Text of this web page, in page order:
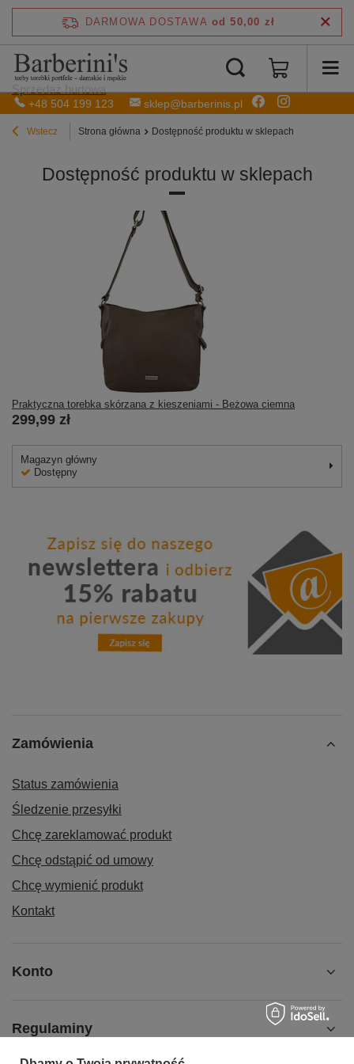
+48 504 199 123 sklep@barberinis.pl
DARMOWA DOSTAWA od 50,00 zł
Wstecz Strona główna Dostępność produktu w sklepach
Dostępność produktu w sklepach
Praktyczna torebka skórzana z kieszeniami - Beżowa ciemna
299,99 zł
Magazyn główny
Dostępny
Zamówienia
Status zamówienia
Śledzenie przesyłki
Chcę zareklamować produkt
Chcę odstąpić od umowy
Chcę wymienić produkt
Kontakt
Konto
Regulaminy
Sprzedaż hurtowa